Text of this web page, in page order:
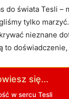
do⁢ świata Tesli
tylko
nieznane
to
się...
w sercu Tesli